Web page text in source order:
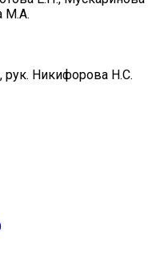
М.А.
Никифорова Н.С.